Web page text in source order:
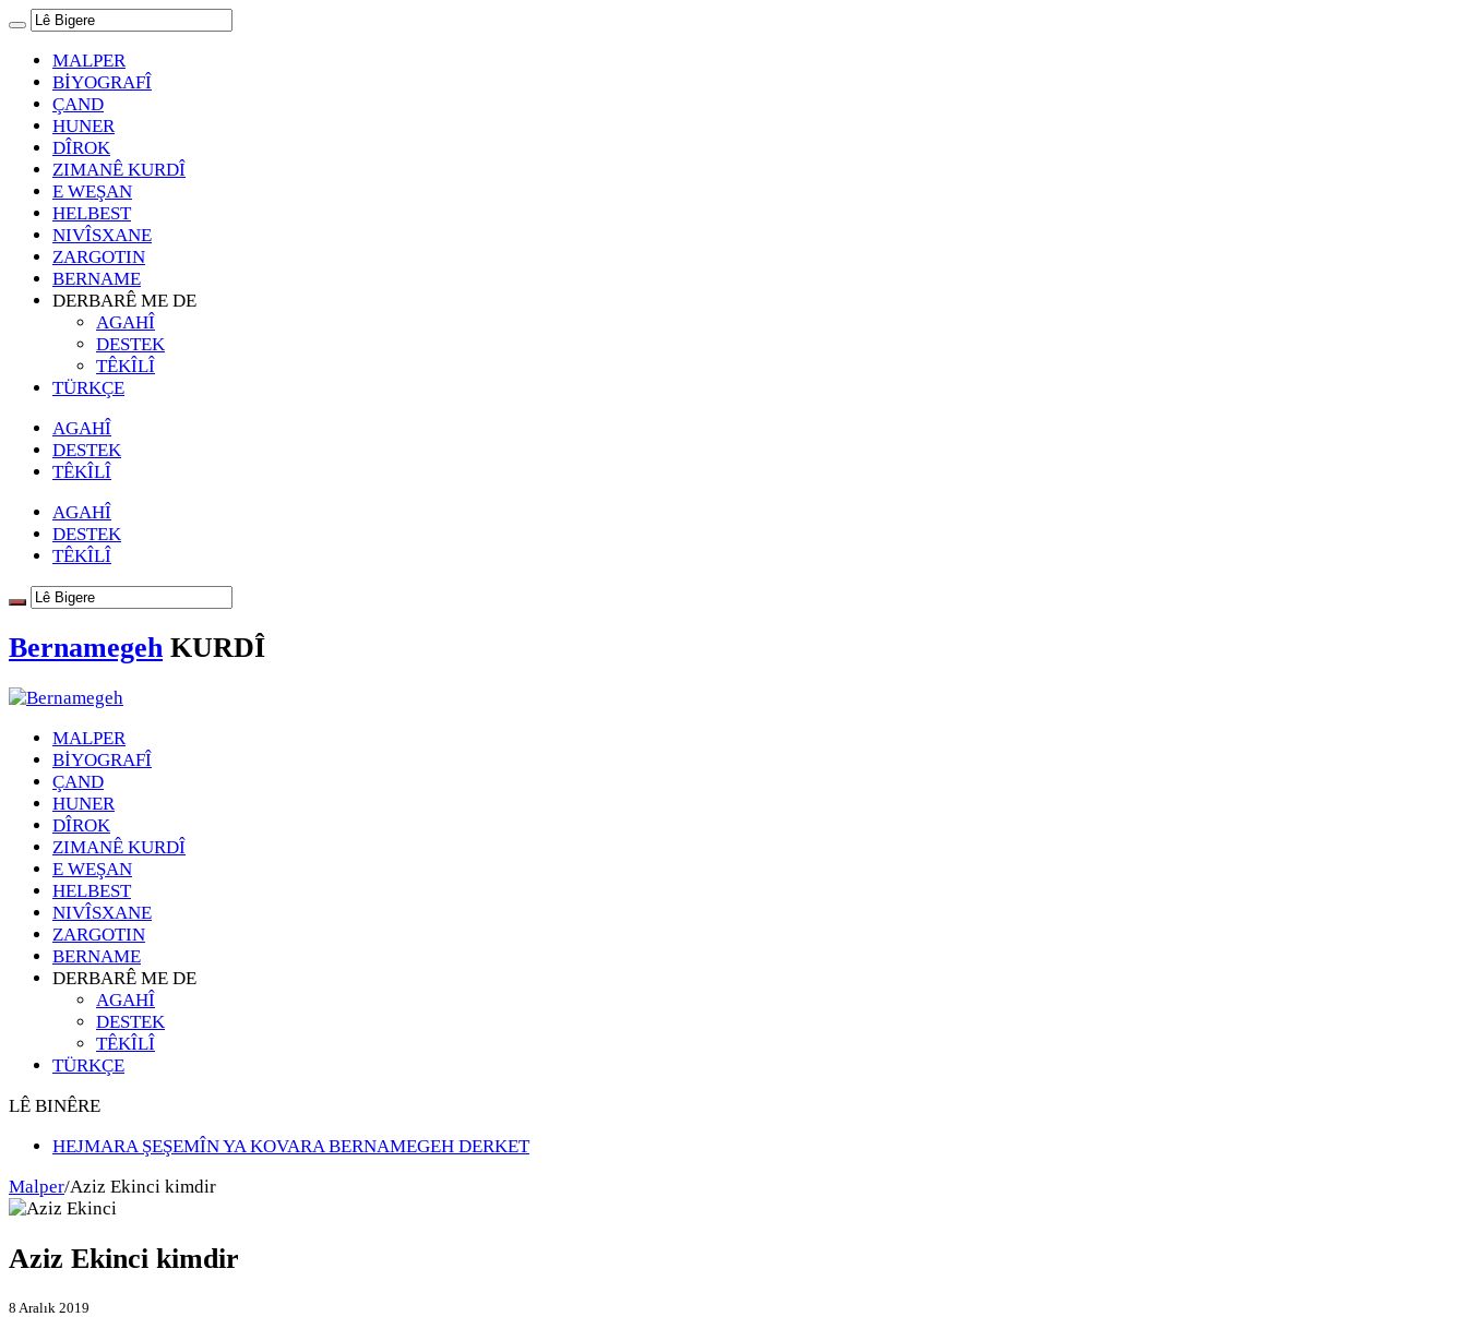
MALPER
BİYOGRAFÎ
ÇAND
HUNER
DÎROK
ZIMANÊ KURDÎ
E WEŞAN
HELBEST
NIVÎSXANE
ZARGOTIN
BERNAME
DERBARÊ ME DE
AGAHÎ
DESTEK
TÊKÎLÎ
TÜRKÇE
AGAHÎ
DESTEK
TÊKÎLÎ
AGAHÎ
DESTEK
TÊKÎLÎ
Bernamegeh KURDÎ
MALPER
BİYOGRAFÎ
ÇAND
HUNER
DÎROK
ZIMANÊ KURDÎ
E WEŞAN
HELBEST
NIVÎSXANE
ZARGOTIN
BERNAME
DERBARÊ ME DE
AGAHÎ
DESTEK
TÊKÎLÎ
TÜRKÇE
LÊ BINÊRE
HEJMARA ŞEŞEMÎN YA KOVARA BERNAMEGEH DERKET
Malper/Aziz Ekinci kimdir
Aziz Ekinci kimdir
8 Aralık 2019